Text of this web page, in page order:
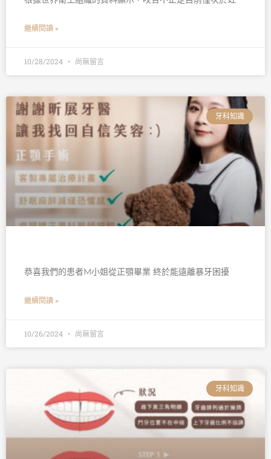
繼續閱讀 »
10/28/2024 尚無留言
牙科知識
恭喜我們的患者M小姐從正顎畢業 終於能遠離暴牙困擾
繼續閱讀 »
10/26/2024 尚無留言
牙科知識